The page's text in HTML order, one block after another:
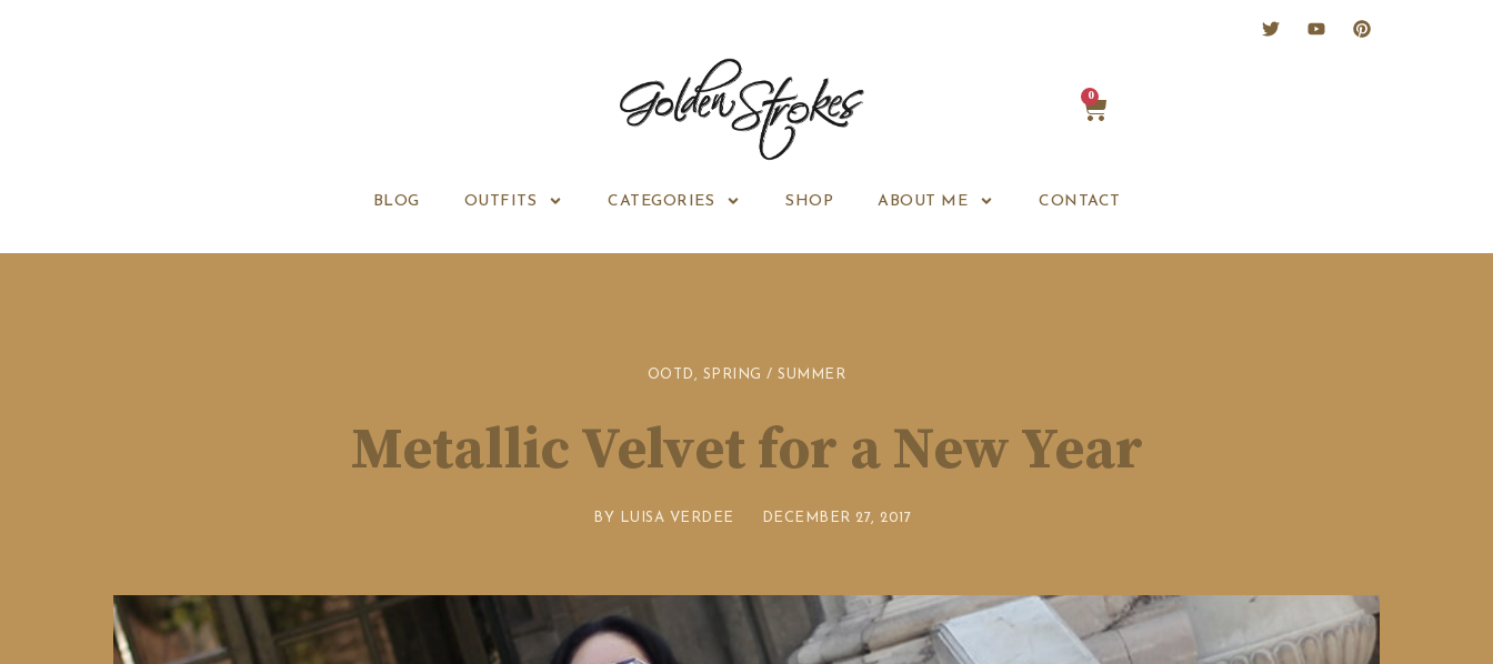
0
BLOG OUTFITS CATEGORIES SHOP ABOUT ME CONTACT
OOTD , SPRING / SUMMER
Metallic Velvet for a New Year
BY LUISA VERDEE DECEMBER 27, 2017